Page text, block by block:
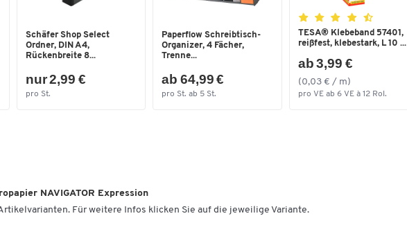
Schäfer Shop Select
Ordner, DIN A4,
Rückenbreite 8...
nur 2,99 €
pro St.
Paperflow Schreibtisch-
Organizer, 4 Fächer,
Trenne...
ab 64,99 €
pro St. ab 5 St.
TESA® Klebeband 57401,
reißfest, klebestark, L 10 ...
ab 3,99 €
(0,03 € / m)
pro VE ab 6 VE à 12 Rol.
NAVIGATOR Expression
Für weitere Infos klicken Sie auf die jeweilige Variante.